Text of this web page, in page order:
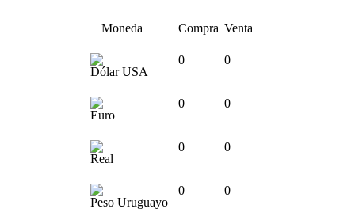
Moneda Compra Venta
Dólar USA
0 0
Euro
0 0
Real
0 0
Peso Uruguayo
0 0